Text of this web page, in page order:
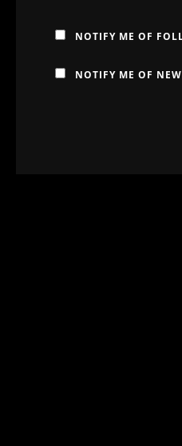
NOTIFY ME OF
NOTIFY ME OF